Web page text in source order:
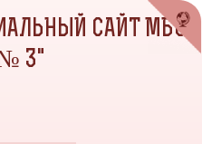
САЙТ МБОУ
3"